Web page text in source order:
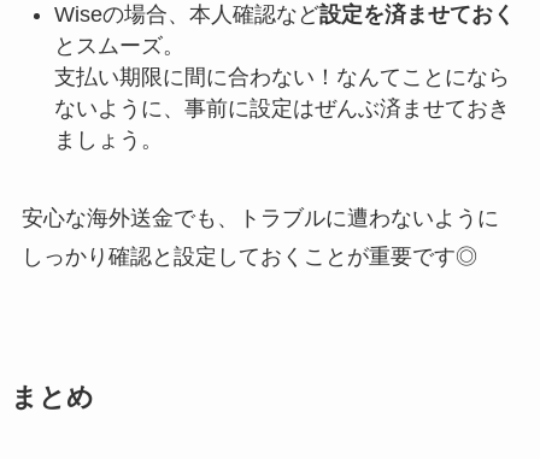
Wiseの場合、本人確認など設定を済ませておく
とスムーズ。
支払い期限に間に合わない！なんてことになら
ないように、事前に設定はぜんぶ済ませておき
ましょう。
安心な海外送金でも、トラブルに遭わないように
しっかり確認と設定しておくことが重要です◎
まとめ